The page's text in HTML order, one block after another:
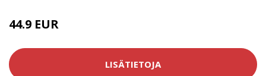
44.9 EUR
LISÄTIETOJA